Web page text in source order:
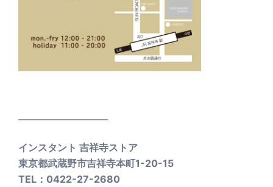
インスタント 吉祥寺ストア
東京都武蔵野市吉祥寺本町1-20-15
TEL：0422-27-2680